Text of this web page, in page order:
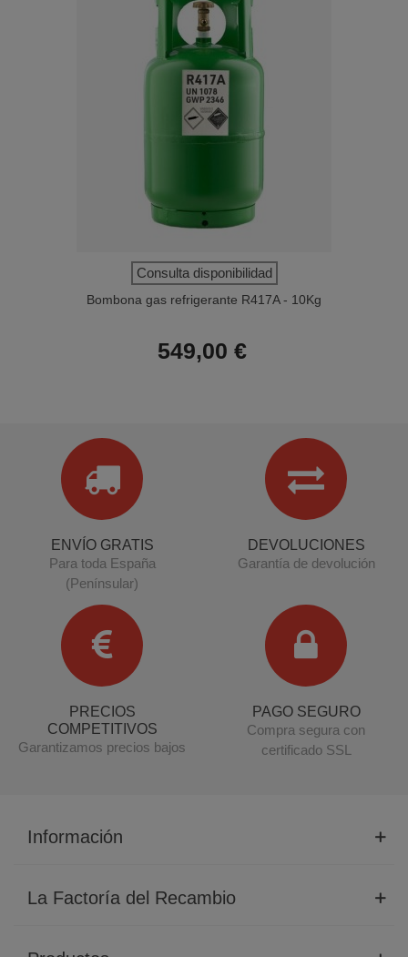
Consulta disponibilidad
Bombona gas refrigerante R417A - 10Kg
549,00 €
ENVÍO GRATIS
Para toda España
(Penínsular)
DEVOLUCIONES
Garantía de devolución
PRECIOS
COMPETITIVOS
Garantizamos precios bajos
PAGO SEGURO
Compra segura con
certificado SSL
Información
La Factoría del Recambio